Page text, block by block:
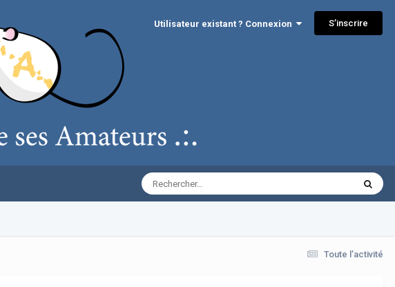
Utilisateur existant ? Connexion S’inscrire
Toute l’activité